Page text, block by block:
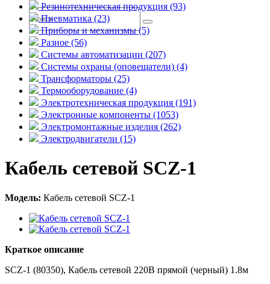
Резинотехническая продукция (93)
Пневматика (23)
Приборы и механизмы (5)
Разное (56)
Системы автоматизации (207)
Системы охраны (оповещатели) (4)
Трансформаторы (25)
Термооборудование (4)
Электротехническая продукция (191)
Электронные компоненты (1053)
Электромонтажные изделия (262)
Электродвигатели (15)
Кабель сетевой SCZ-1
Модель: Кабель сетевой SCZ-1
Краткое описание
SCZ-1 (80350), Кабель сетевой 220В прямой (черный) 1.8м